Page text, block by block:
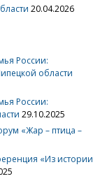
20.04.2026
России:
области
России:
29.10.2025
«Жар – птица –
«Из истории